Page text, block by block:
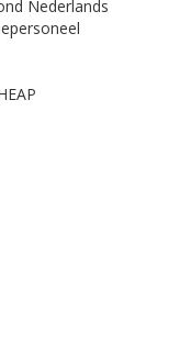
Nederlands